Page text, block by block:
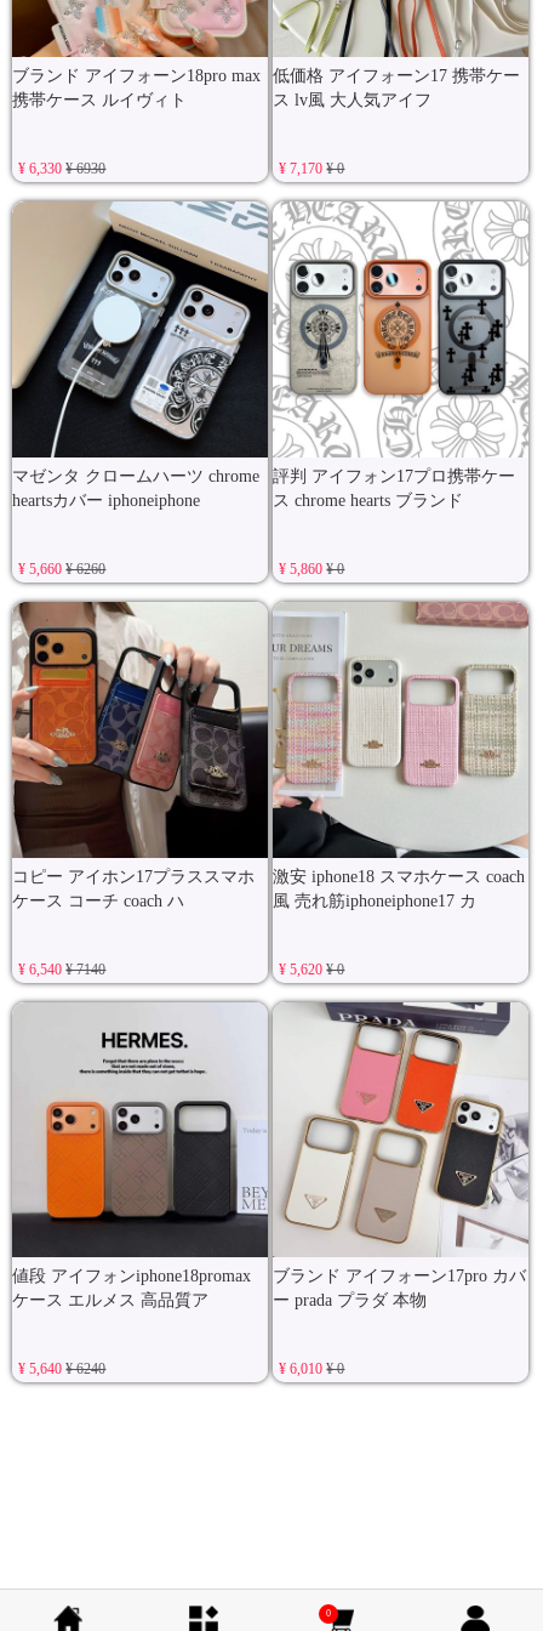
ブランド アイフォーン18pro max
携帯ケース ルイヴィト
¥ 6,330¥ 6930
低価格 アイフォーン17 携帯ケー
ス lv風 大人気アイフ
¥ 7,170¥ 0
マゼンタ クロームハーツ chrome
heartsカバー iphoneiphone
¥ 5,660¥ 6260
評判 アイフォン17プロ携帯ケー
ス chrome hearts ブランド
¥ 5,860¥ 0
コピー アイホン17プラススマホ
ケース コーチ coach ハ
¥ 6,540¥ 7140
激安 iphone18 スマホケース coach
風 売れ筋iphoneiphone17 カ
¥ 5,620¥ 0
値段 アイフォンiphone18promax
ケース エルメス 高品質ア
¥ 5,640¥ 6240
ブランド アイフォーン17pro カバ
ー prada プラダ 本物
¥ 6,010¥ 0
0